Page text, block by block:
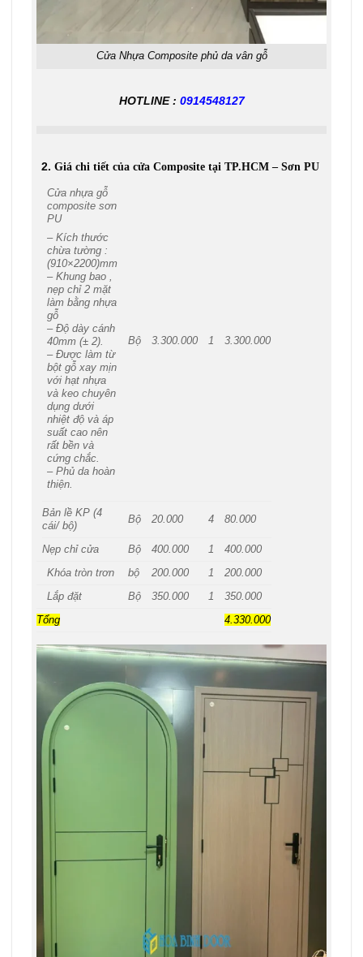
Cửa Nhựa Composite phủ da vân gỗ
HOTLINE : 0914548127
2. Giá chi tiết của cửa Composite tại TP.HCM – Sơn PU
Cửa nhựa gỗ
composite sơn
PU
– Kích thước
chừa tường :
(910×2200)mm
– Khung bao ,
nẹp chỉ 2 mặt
làm bằng nhựa
gỗ
– Độ dày cánh
40mm (± 2).
– Được làm từ
bột gỗ xay mịn
với hạt nhựa
và keo chuyên
dụng dưới
nhiệt độ và áp
suất cao nên
rất bền và
cứng chắc.
– Phủ da hoàn
thiện.
Bộ 3.300.000 1 3.300.000
Bản lề KP (4
cái/ bộ)
Bộ 20.000 4 80.000
Nẹp chỉ cửa Bộ 400.000 1
400.000
Khóa tròn trơn
bộ 200.000 1
200.000
Lắp đặt
Bộ 350.000 1
350.000
Tổng
4.330.000